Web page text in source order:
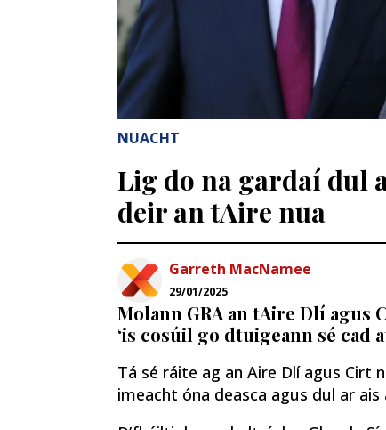
NUACHT
Lig do na gardaí dul
deir an tAire nua
Garreth MacNamee
29/01/2025
Molann GRA an tAire Dlí agus
‘is cosúil go dtuigeann sé cad
Tá sé ráite ag an Aire Dlí agus Cirt
imeacht óna deasca agus dul ar